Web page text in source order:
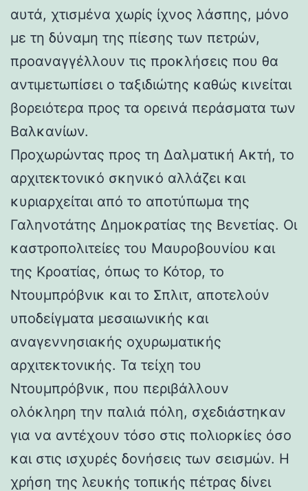
αυτά, χτισμένα χωρίς ίχνος λάσπης, μόνο
με τη δύναμη της πίεσης των πετρών,
προαναγγέλλουν τις προκλήσεις που θα
αντιμετωπίσει ο ταξιδιώτης καθώς κινείται
βορειότερα προς τα ορεινά περάσματα των
Βαλκανίων.
Προχωρώντας προς τη Δαλματική Ακτή, το
αρχιτεκτονικό σκηνικό αλλάζει και
κυριαρχείται από το αποτύπωμα της
Γαληνοτάτης Δημοκρατίας της Βενετίας. Οι
καστροπολιτείες του Μαυροβουνίου και
της Κροατίας, όπως το Κότορ, το
Ντουμπρόβνικ και το Σπλιτ, αποτελούν
υποδείγματα μεσαιωνικής και
αναγεννησιακής οχυρωματικής
αρχιτεκτονικής. Τα τείχη του
Ντουμπρόβνικ, που περιβάλλουν
ολόκληρη την παλιά πόλη, σχεδιάστηκαν
για να αντέχουν τόσο στις πολιορκίες όσο
και στις ισχυρές δονήσεις των σεισμών. Η
χρήση της λευκής τοπικής πέτρας δίνει